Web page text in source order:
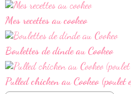
Mes recettes au cookeo
Boulettes de dinde au Cookeo
Pulled chicken au Cookeo (poulet